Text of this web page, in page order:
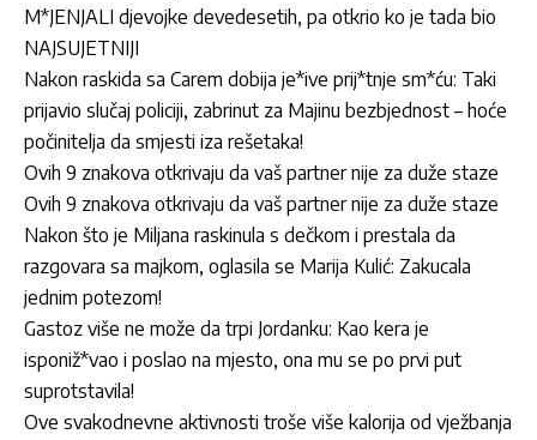
M*JENJALI djevojke devedesetih, pa otkrio ko je tada bio
NAJSUJETNIJI
Nakon raskida sa Carem dobija je*ive prij*tnje sm*ću: Taki
prijavio slučaj policiji, zabrinut za Majinu bezbjednost – hoće
počinitelja da smjesti iza rešetaka!
Ovih 9 znakova otkrivaju da vaš partner nije za duže staze
Ovih 9 znakova otkrivaju da vaš partner nije za duže staze
Nakon što je Miljana raskinula s dečkom i prestala da
razgovara sa majkom, oglasila se Marija Kulić: Zakucala
jednim potezom!
Gastoz više ne može da trpi Jordanku: Kao kera je
isponiž*vao i poslao na mjesto, ona mu se po prvi put
suprotstavila!
Ove svakodnevne aktivnosti troše više kalorija od vježbanja